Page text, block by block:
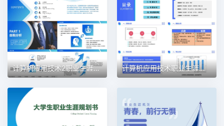
计算机应用技术2职业生涯规划PPT模板 计算机应用技术职业生涯规划PPT模板